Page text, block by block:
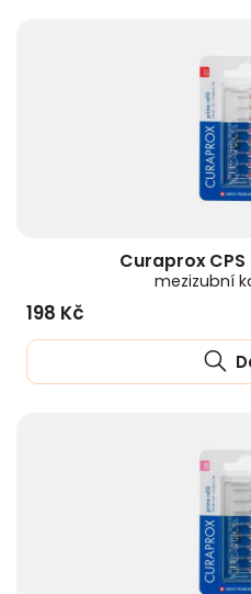
Curaprox
mezizubní
198 Kč